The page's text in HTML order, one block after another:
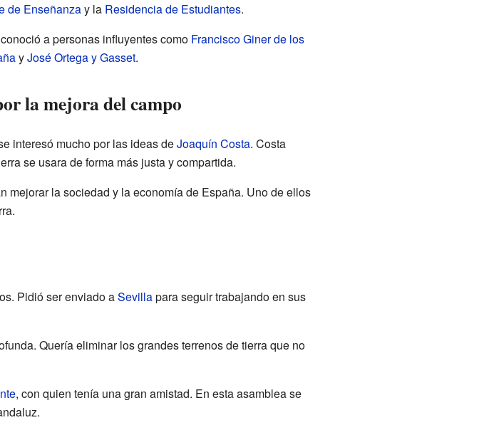
de Enseñanzay la Residencia de Estudiantes.
a personas influyentes como Francisco Giner de los
yJosé Ortega y Gasset.
la mejora del campo
interesó mucho por las ideas deJoaquín Costa. Costa
se usara de forma más justa y compartida.
mejorar la sociedad y la economía de España. Uno de ellos
Pidió ser enviado aSevillapara seguir trabajando en sus
Quería eliminar los grandes terrenos de tierra que no
, con quien tenía una gran amistad. En esta asamblea se